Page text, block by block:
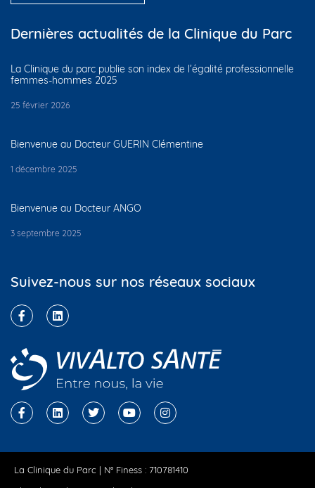
Dernières actualités de la Clinique du Parc
La Clinique du parc publie son index de l’égalité professionnelle
femmes-hommes 2025
25 février 2026
Bienvenue au Docteur GUERIN Clémentine
1 décembre 2025
Bienvenue au Docteur ANGO
3 septembre 2025
Suivez-nous sur nos réseaux sociaux
La Clinique du Parc | N° Finess : 710781410